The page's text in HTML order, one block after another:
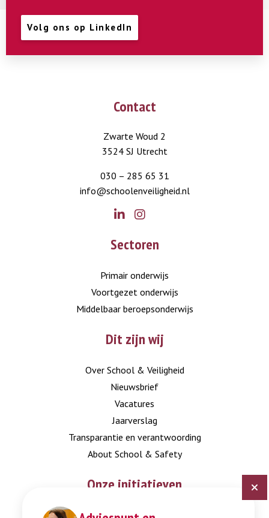
Volg ons op LinkedIn
Contact
Zwarte Woud 2
3524 SJ Utrecht
030 – 285 65 31
info@schoolenveiligheid.nl
Sectoren
Primair onderwijs
Voortgezet onderwijs
Middelbaar beroepsonderwijs
Dit zijn wij
Over School & Veiligheid
Nieuwsbrief
Vacatures
Jaarverslag
Transparantie en verantwoording
About School & Safety
Onze initiatieven
Digitaal Veiligheidsplan